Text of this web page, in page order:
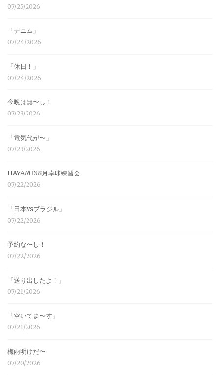
07/25/2026
「デニム」
07/24/2026
「休日！」
07/24/2026
今晩は無〜し！
07/23/2026
「電気代が〜」
07/23/2026
HAYAMIX8月卓球練習会
07/22/2026
「日本vsブラジル」
07/22/2026
予約な〜し！
07/22/2026
「送り出したよ！」
07/21/2026
「空いてま〜す」
07/21/2026
梅雨明けだ〜
07/20/2026